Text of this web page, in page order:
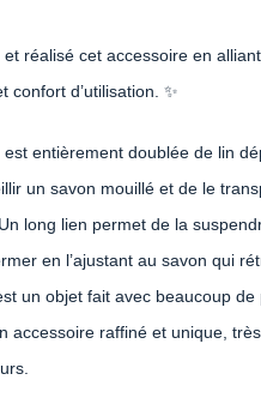
et réalisé cet accessoire en alliant
confort d’utilisation. ✨
est entièrement doublée de lin
un savon mouillé et de le
long lien permet de la
en l’ajustant au savon qui
un objet fait avec beaucoup de
accessoire raffiné et unique,